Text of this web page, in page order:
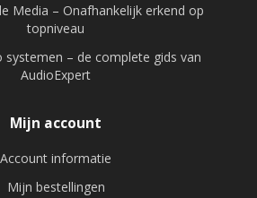
Media – Onafhankelijk erkend op
topniveau
systemen – de complete gids van
AudioExpert
Mijn account
Account informatie
Mijn bestellingen